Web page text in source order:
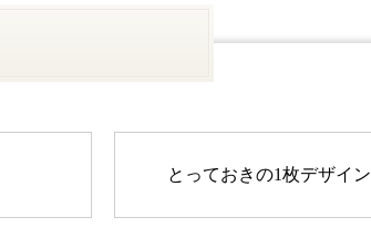
とっておきの1枚デザイン